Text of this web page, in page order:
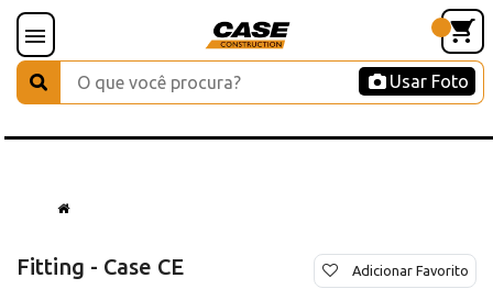
Usar Foto
Fitting - Case CE Adicionar Favorito